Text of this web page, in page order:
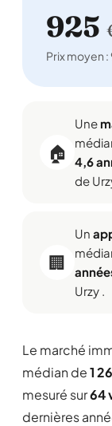
925
Prix moyen
🏠
Une
4,6
de
🏢
Un
Urzy .
Le marché
médian de1
mesuré sur64
dernières